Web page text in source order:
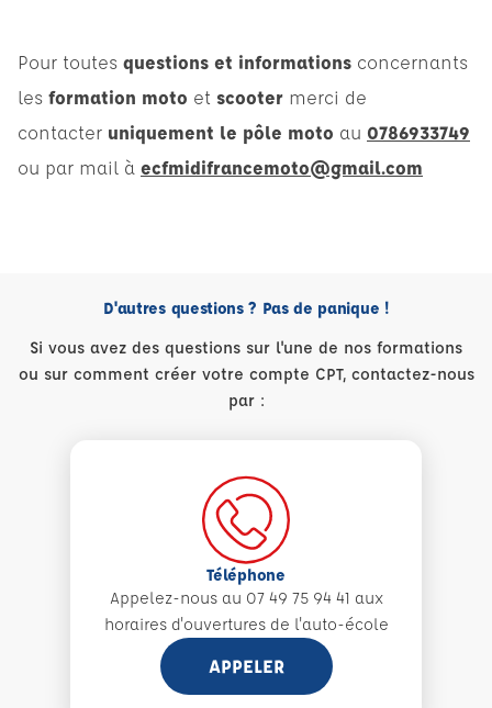
Pour toutes questions et informations concernants
les formation moto et scooter merci de
contacter uniquement le pôle moto au 0786933749
ou par mail à ecfmidifrancemoto@gmail.com
D'autres questions ? Pas de panique !
Si vous avez des questions sur l'une de nos formations
ou sur comment créer votre compte CPT, contactez-nous
par :
Téléphone
Appelez-nous au 07 49 75 94 41 aux
horaires d'ouvertures de l'auto-école
APPELER